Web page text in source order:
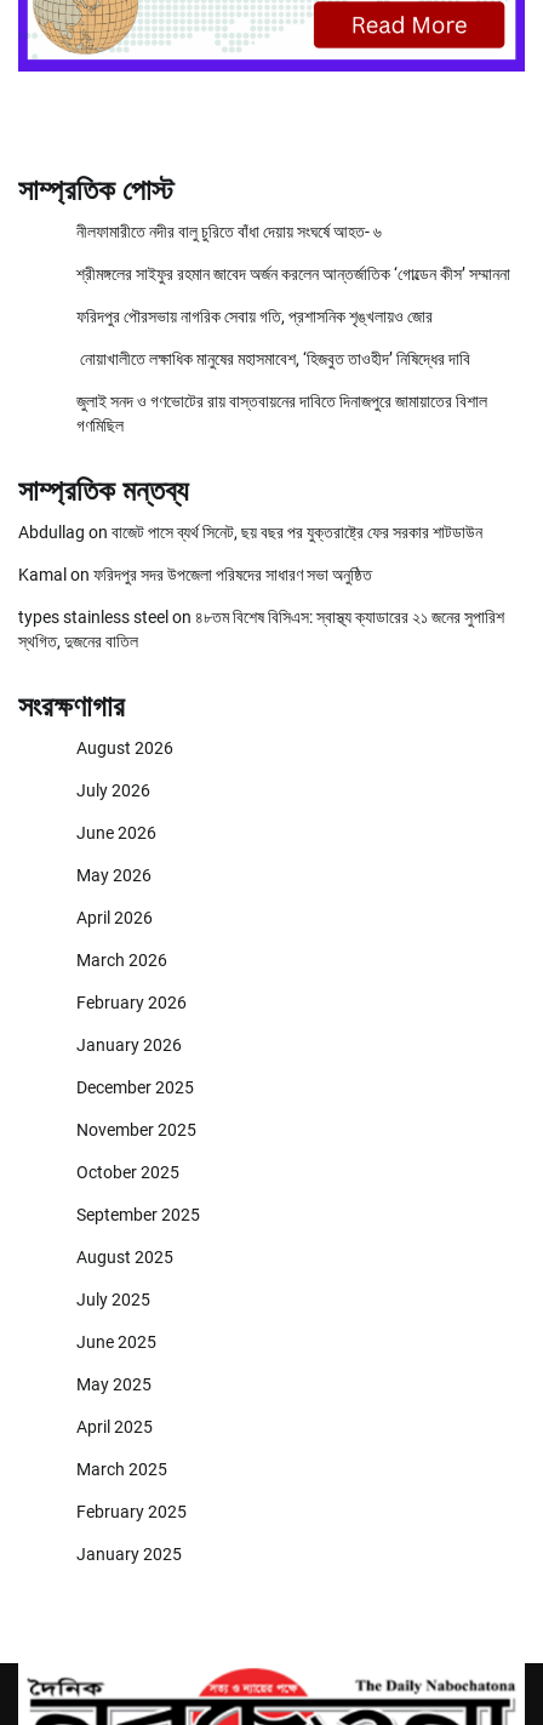
সাম্প্রতিক পোস্ট
নীলফামারীতে নদীর বালু চুরিতে বাঁধা দেয়ায় সংঘর্ষে আহত- ৬
শ্রীমঙ্গলের সাইফুর রহমান জাবেদ অর্জন করলেন আন্তর্জাতিক ‘গোল্ডেন কীস’ সম্মাননা
ফরিদপুর পৌরসভায় নাগরিক সেবায় গতি, প্রশাসনিক শৃঙ্খলায়ও জোর
নোয়াখালীতে লক্ষাধিক মানুষের মহাসমাবেশ, ‘হিজবুত তাওহীদ’ নিষিদ্ধের দাবি
জুলাই সনদ ও গণভোটের রায় বাস্তবায়নের দাবিতে দিনাজপুরে জামায়াতের বিশাল
গণমিছিল
সাম্প্রতিক মন্তব্য
Abdullag on বাজেট পাসে ব্যর্থ সিনেট, ছয় বছর পর যুক্তরাষ্ট্রে ফের সরকার শাটডাউন
Kamal on ফরিদপুর সদর উপজেলা পরিষদের সাধারণ সভা অনুষ্ঠিত
types stainless steel on ৪৮তম বিশেষ বিসিএস: স্বাস্থ্য ক্যাডারের ২১ জনের সুপারিশ
স্থগিত, দুজনের বাতিল
সংরক্ষণাগার
August 2026
July 2026
June 2026
May 2026
April 2026
March 2026
February 2026
January 2026
December 2025
November 2025
October 2025
September 2025
August 2025
July 2025
June 2025
May 2025
April 2025
March 2025
February 2025
January 2025